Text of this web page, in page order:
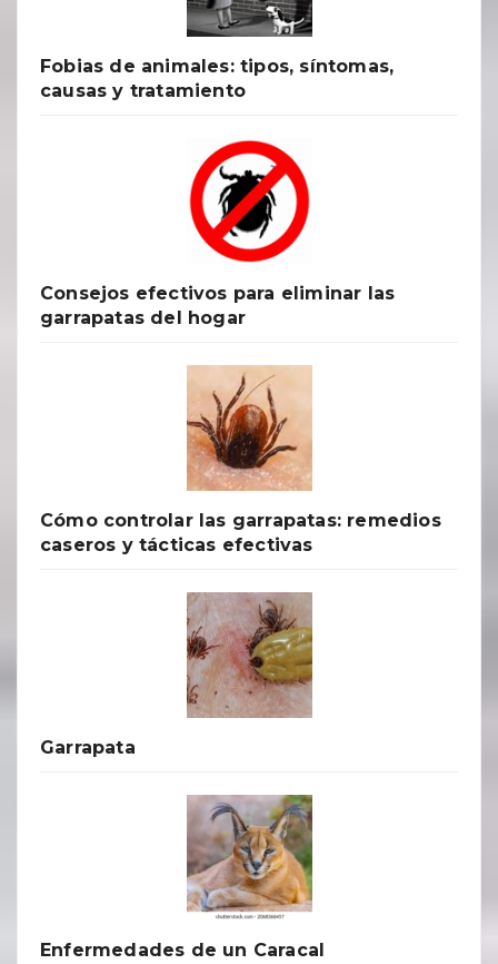
Fobias de animales: tipos, síntomas,
causas y tratamiento
Consejos efectivos para eliminar las
garrapatas del hogar
Cómo controlar las garrapatas: remedios
caseros y tácticas efectivas
Garrapata
Enfermedades de un Caracal